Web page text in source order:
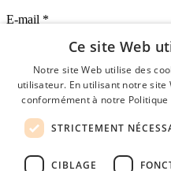
E-mail *
Mot de passe
se souvenir de moi
mot de passe oublié?
Profil Employeur gratuit
Ce site Web
Notre site Web utilise des
utilisateur. En utilisant notre site
conformément à notre
STRICTEMENT
CIBLAGE